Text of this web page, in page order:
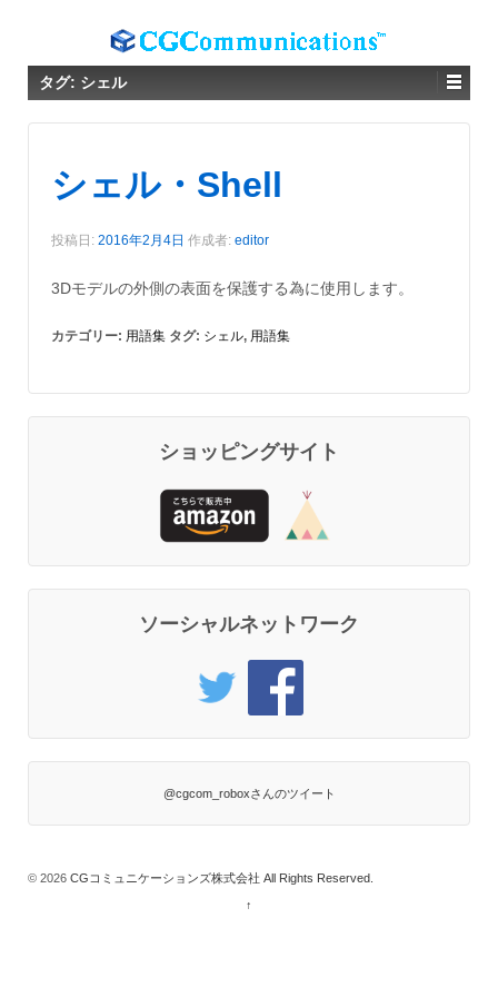
タグ: シェル
シェル・Shell
投稿日: 2016年2月4日 作成者: editor
3Dモデルの外側の表面を保護する為に使用します。
カテゴリー: 用語集 タグ: シェル, 用語集
ショッピングサイト
ソーシャルネットワーク
@cgcom_roboxさんのツイート
© 2026 CGコミュニケーションズ株式会社 All Rights Reserved.
↑